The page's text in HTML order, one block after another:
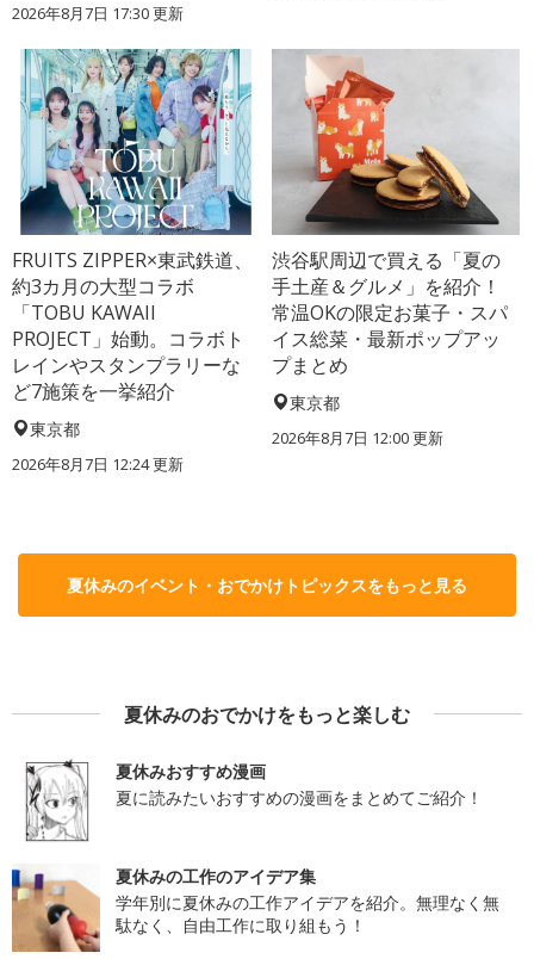
2026年8月7日 17:30更新
FRUITS ZIPPER×東武鉄道、
約3カ月の大型コラボ
「TOBU KAWAII
PROJECT」始動。コラボト
レインやスタンプラリーな
ど7施策を一挙紹介
東京都
2026年8月7日 12:24更新
渋谷駅周辺で買える「夏の
手土産＆グルメ」を紹介！
常温OKの限定お菓子・スパ
イス総菜・最新ポップアッ
プまとめ
東京都
2026年8月7日 12:00更新
夏休みのイベント・おでかけトピックスをもっと見る
夏休みのおでかけをもっと楽しむ
夏休みおすすめ漫画
夏に読みたいおすすめの漫画をまとめてご紹介！
夏休みの工作のアイデア集
学年別に夏休みの工作アイデアを紹介。無理なく無
駄なく、自由工作に取り組もう！